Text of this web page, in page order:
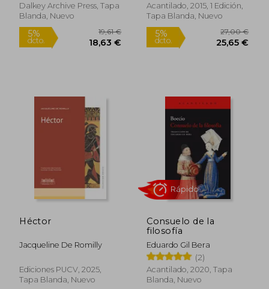
Dalkey Archive Press, Tapa
Blanda, Nuevo
Acantilado, 2015, 1 Edición,
Tapa Blanda, Nuevo
5%
dcto.
Héctor
Jacqueline De Romilly
Ediciones PUCV, 2025,
Tapa Blanda, Nuevo
Consuelo de la
filosofía
Eduardo Gil Bera
(2)
Acantilado, 2020, Tapa
Blanda, Nuevo